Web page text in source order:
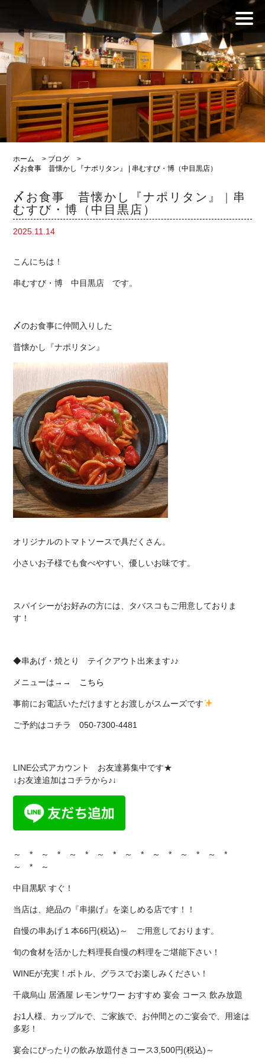
ホーム > ブログ
>
〆お食事 昔懐かし『ナポリタン』 | 串むすび・博（中目黒店）
〆お食事 昔懐かし『ナポリタン』 | 串
むすび・博（中目黒店）
2025.11.14
こんにちは！
串むすび・博 中目黒店 です。
〆のお食事に仲間入りした
昔懐かし『ナポリタン』
オリジナルのトマトソースで具だくさん。
小さいお子様でも食べやすい、優しいお味です。
スパイシーがお好みの方には、タバスコもご用意しておりま
す！
◆串あげ・焼とり テイクアウト出来ます♪♪
メニューは→→ こちら
事前にお電話いただけますとお渡しがスムーズです
ご予約はコチラ 050-7300-4481
LINE公式アカウント お友達募集中です★
↓お友達追加はコチラから♪↓
～ * ～ * ～ * ～ * ～ * ～ * ～ * ～ *
～ * ～
中目黒駅 すぐ！
当店は、絶品の『串揚げ』を楽しめる店です！！
自慢の串あげ１本66円(税込)～ ご用意しております。
旬の食材を活かした料理長自慢の料理をご堪能下さい！
WINEが充実！ボトル、グラスでお楽しみください！
千歳烏山 居酒屋 レモンサワー おすすめ 宴会 コース 飲み放題
お1人様、カップルで、ご家族で、お仲間とのご宴会で、用途は
多彩！
宴会にぴったりの飲み放題付きコース3,500円(税込)～